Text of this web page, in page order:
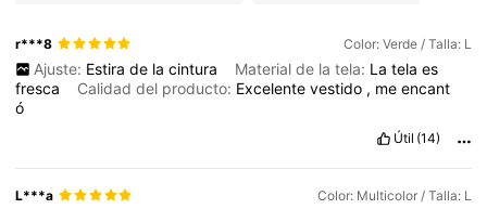
r***8 Color: Verde / Talla: L
Ajuste: Estira de la cintura Material de la tela: La tela es
fresca
Calidad del producto: Excelentevestido , meencant
ó
Útil (14)
L***a Color: Multicolor / Talla: L